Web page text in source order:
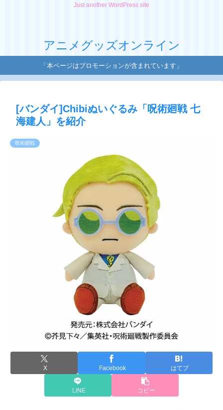
Just another WordPress site
アニメグッズオンライン
「本ページはプロモーションが含まれています」
[バンダイ]Chibiぬいぐるみ「呪術廻戦 七
海建人」を紹介
呪術廻戦
X Facebook はてブ
LINE コピー